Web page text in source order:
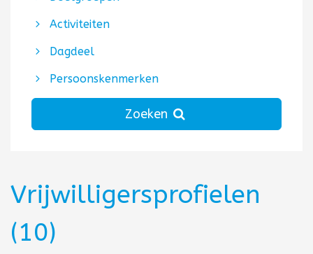
Activiteiten
Dagdeel
Persoonskenmerken
Zoeken
Vrijwilligersprofielen
(10)